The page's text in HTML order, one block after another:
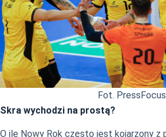
Fot. PressFocus
Skra wychodzi na prostą?
O ile Nowy Rok często jest kojarzony z